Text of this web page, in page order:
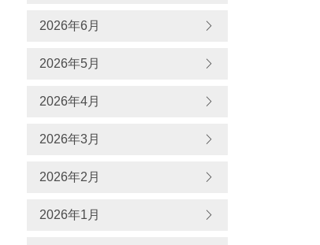
2026年6月
2026年5月
2026年4月
2026年3月
2026年2月
2026年1月